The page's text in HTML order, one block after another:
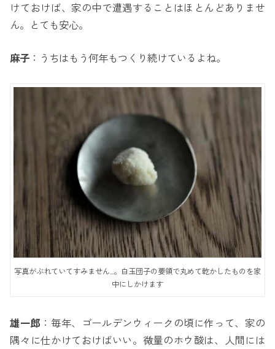
けておけば、家の中で遭遇することはほとんどありませ
ん。とても安心。
麻子 ：うちはもう何年もつくり続けているよね。
写真がぶれていてすみません…。白玉団子の要領で丸めて乾かしたものを家
中にしかけます
雄一郎 ：毎年、ゴールデンウィークの頃に作って、家の
隅々に仕かけておけばいい。微量のホウ酸は、人間には